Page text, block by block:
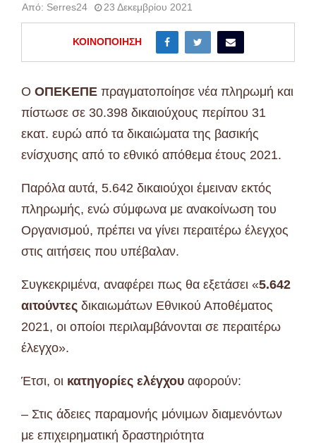
Από: Serres24 23 Δεκεμβρίου 2021
ΚΟΙΝΟΠΟΊΗΣΗ
Ο ΟΠΕΚΕΠΕ πραγματοποίησε νέα πληρωμή και
πίστωσε σε 30.398 δικαιούχους περίπου 31
εκατ. ευρώ από τα δικαιώματα της βασικής
ενίσχυσης από το εθνικό απόθεμα έτους 2021.
Παρόλα αυτά, 5.642 δικαιούχοι έμειναν εκτός
πληρωμής, ενώ σύμφωνα με ανακοίνωση του
Οργανισμού, πρέπει να γίνει περαιτέρω έλεγχος
στις αιτήσεις που υπέβαλαν.
Συγκεκριμένα, αναφέρει πως θα εξετάσει «5.642
αιτούντες δικαιωμάτων Εθνικού Αποθέματος
2021, οι οποίοι περιλαμβάνονται σε περαιτέρω
έλεγχο».
Έτσι, οι κατηγορίες ελέγχου αφορούν:
– Στις άδειες παραμονής μόνιμων διαμενόντων
με επιχειρηματική δραστηριότητα